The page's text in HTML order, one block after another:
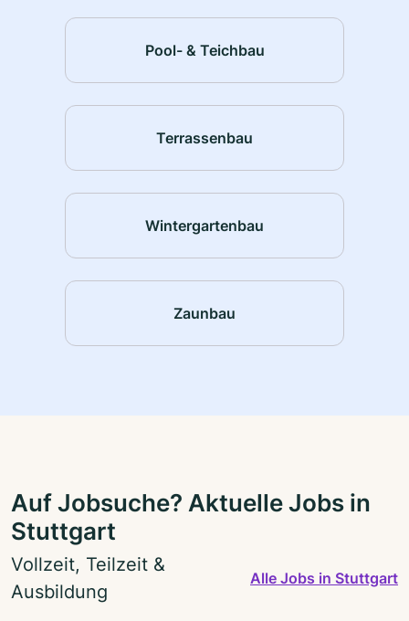
Pool- & Teichbau
Terrassenbau
Wintergartenbau
Zaunbau
Auf Jobsuche? Aktuelle Jobs in
Stuttgart
Vollzeit, Teilzeit &
Ausbildung
Alle Jobs in Stuttgart